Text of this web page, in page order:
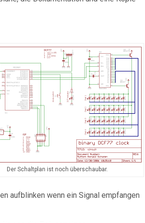
Der Schaltplan ist noch überschaubar.
aufblinken wenn ein Signal empfangen